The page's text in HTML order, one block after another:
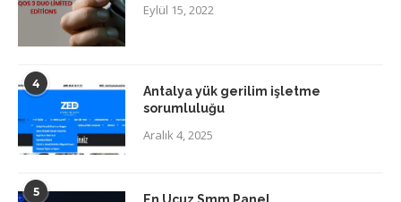
Eylül 15, 2022
4
Antalya yük gerilim işletme
sorumluluğu
Aralık 4, 2025
5 En Ucuz Smm Panel